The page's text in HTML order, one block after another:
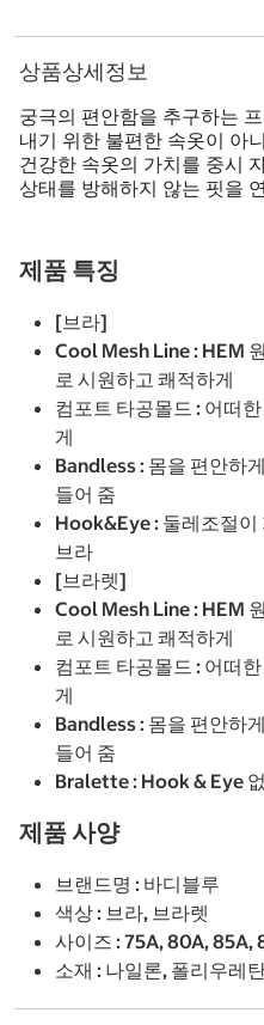
상품상세정보
궁극의 편안함을 추구하는
내기 위한 불편한 속옷이 아
건강한 속옷의 가치를 중시
상태를 방해하지 않는 핏을
제품 특징
[브라]
Cool Mesh Line : HEM
로 시원하고 쾌적하게
컴포트 타공몰드 : 어떠
게
Bandless : 몸을 편안하
들어 줌
Hook&Eye : 둘레조절이
브라
[브라렛]
Cool Mesh Line : HEM
로 시원하고 쾌적하게
컴포트 타공몰드 : 어떠
게
Bandless : 몸을 편안하
들어 줌
Bralette : Hook & Eye
제품 사양
브랜드명 : 바디블루
색상 : 브라, 브라렛
사이즈 : 75A, 80A, 85A,
소재 : 나일론, 폴리우레